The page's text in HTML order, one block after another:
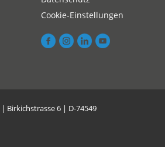
Cookie-Einstellungen
Birkichstrasse 6 | D-74549